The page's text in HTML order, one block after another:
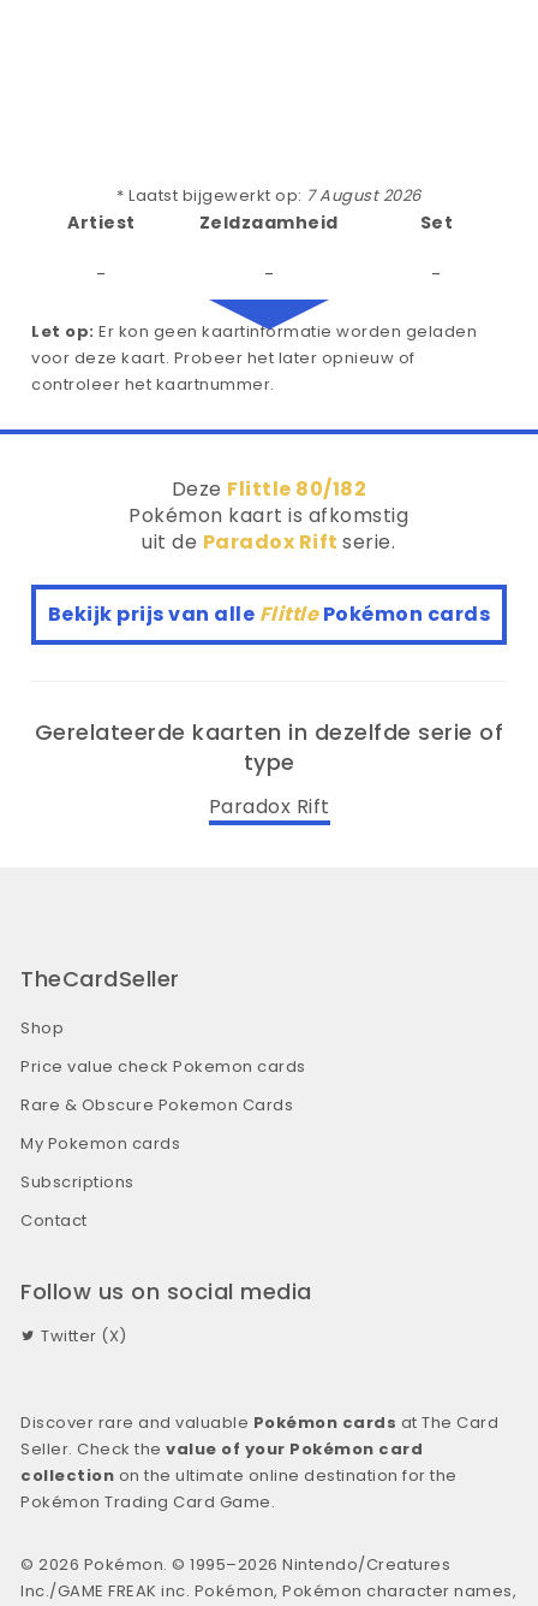
* Laatst bijgewerkt op: 7 August 2026
Artiest
-
Zeldzaamheid
-
Set
-
Let op: Er kon geen kaartinformatie worden geladen
voor deze kaart. Probeer het later opnieuw of
controleer het kaartnummer.
Deze Flittle 80/182
Pokémon kaart is afkomstig
uit de Paradox Riftserie.
Bekijk prijs van alle FlittlePokémon cards
Gerelateerde kaarten in dezelfde serie of
type
Paradox Rift
TheCardSeller
Shop
Price value check Pokemon cards
Rare & Obscure Pokemon Cards
My Pokemon cards
Subscriptions
Contact
Follow us on social media
Twitter (X)
Discover rare and valuable Pokémon cards at The Card
Seller. Check thevalue of your Pokémon card
collection on the ultimate online destination for the
Pokémon Trading Card Game.
© 2026 Pokémon. © 1995–2026 Nintendo/Creatures
Inc./GAME FREAK inc. Pokémon, Pokémon character names,